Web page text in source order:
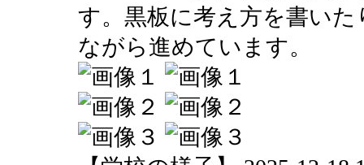
す。黒板に考え方を書い
ながら進めています。